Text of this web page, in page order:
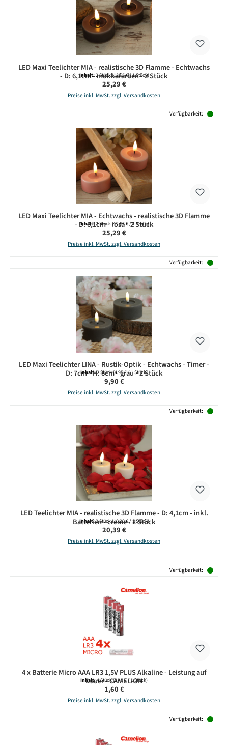
LED Maxi Teelichter MIA - realistische 3D Flamme - Echtwachs
- D: 6,1cm - mokkafarben - 2 Stück
Inhalt:2 Stück(12,65 € / 1 Stück)
Regulärer Preis:
25,29 €
Preise inkl. MwSt. zzgl. Versandkosten
Verfügbarkeit:
LED Maxi Teelichter MIA - Echtwachs - realistische 3D Flamme
- D: 6,1cm - rosa - 2 Stück
Inhalt:2 Stück(12,65 € / 1 Stück)
Regulärer Preis:
25,29 €
Preise inkl. MwSt. zzgl. Versandkosten
Verfügbarkeit:
LED Maxi Teelichter LINA - Rustik-Optik - Echtwachs - Timer -
D: 7cm - H: 6cm - grau - 2 Stück
Inhalt:2 Stück(4,95 € / 1 Stück)
Regulärer Preis:
9,90 €
Preise inkl. MwSt. zzgl. Versandkosten
Verfügbarkeit:
LED Teelichter MIA - realistische 3D Flamme - D: 4,1cm - inkl.
Batterien - creme - 2 Stück
Inhalt:2 Stück(10,20 € / 1 Stück)
Regulärer Preis:
20,39 €
Preise inkl. MwSt. zzgl. Versandkosten
Verfügbarkeit:
4 x Batterie Micro AAA LR3 1,5V PLUS Alkaline - Leistung auf
Dauer - CAMELION
Inhalt:4 Stück(0,40 € / 1 Stück)
Regulärer Preis:
1,60 €
Preise inkl. MwSt. zzgl. Versandkosten
Verfügbarkeit: